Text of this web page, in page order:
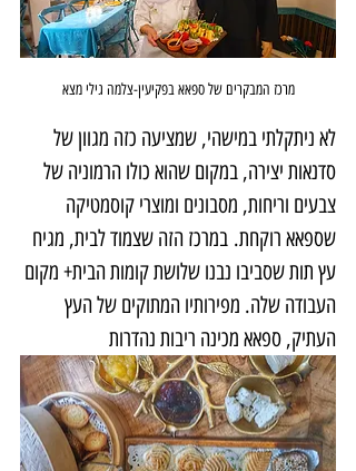
מרכז המבקרים של ספאא בפקיעין-צלמה גילי מצא
לא ניתקלתי במישהי, שמציעה כזה מגוון של
סדנאות יצירה, במקום שהוא כולו הרמוניה של
צבעים וריחות, מסבונים ומוצרי קוסמטיקה
שספאא רוקחת. במרכז הזה שצמוד לבית, מגיח
עץ תות שסביבו נבנו שלושת קומות הבית+ מקום
העבודה שלה. מפירותיו המתוקים של העץ
העתיק, ספאא מכינה ריבות נהדרות